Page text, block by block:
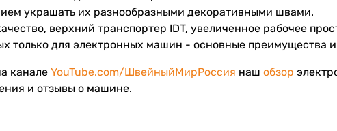
украшать их разнообразными декоративными швами.
верхний транспортер IDT, увеличенное рабочее
только для электронных машин - основные преимущества
канале YouTube.com/ШвейныйМирРоссия наш обзор
и отзывы о машине.